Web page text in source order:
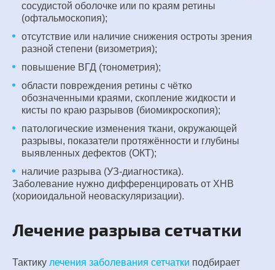
сосудистой оболочке или по краям ретины
(офтальмоскопия);
отсутствие или наличие снижения остроты зрения
разной степени (визометрия);
повышение ВГД (тонометрия);
области повреждения ретины с чётко
обозначенными краями, скопление жидкости и
кисты по краю разрывов (биомикроскопия);
патологические изменения ткани, окружающей
разрывы, показатели протяжённости и глубины
выявленных дефектов (ОКТ);
наличие разрыва (УЗ-диагностика).
Заболевание нужно дифференцировать от ХНВ
(хориоидальной неоваскуляризации).
Лечение разрыва сетчатки
Тактику лечения заболевания сетчатки подбирает